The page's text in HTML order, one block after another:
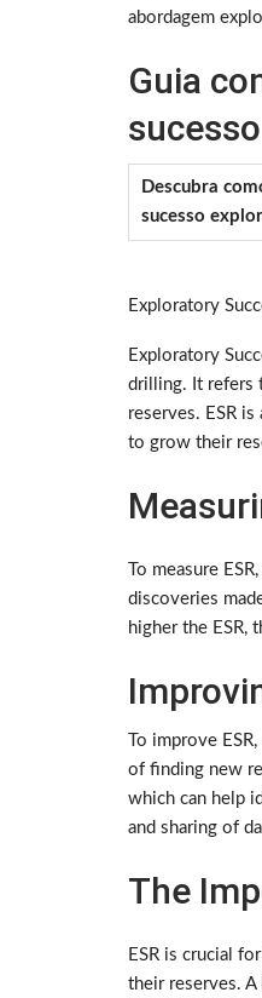
abordagem
Guia
Descubra
sucesso
Exploratory
Exploratory
drilling. It refers
reserves. ESR
to grow their
To measure
discoveries
higher the ESR,
To improve
of finding new
which can help
and sharing of
The
ESR is crucial
their reserves.